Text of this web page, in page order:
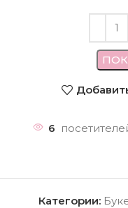
6
Категории: